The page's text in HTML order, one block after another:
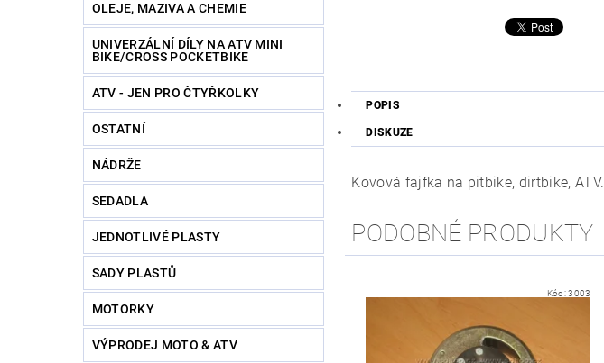
OLEJE, MAZIVA A CHEMIE
UNIVERZÁLNÍ DÍLY NA ATV MINI
BIKE/CROSS POCKETBIKE
ATV - JEN PRO ČTYŘKOLKY
OSTATNÍ
NÁDRŽE
SEDADLA
JEDNOTLIVÉ PLASTY
SADY PLASTŮ
MOTORKY
VÝPRODEJ MOTO & ATV
POPIS
DISKUZE
Kovová fajfka na pitbike, dirtbike, ATV.
PODOBNÉ PRODUKTY
Kód:3003